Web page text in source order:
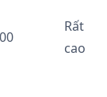
Rất
cao